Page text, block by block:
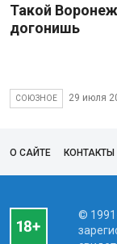
Такой
догонишь
СОЮЗНОЕ 29 июля
О САЙТЕ КОНТАКТЫ
©